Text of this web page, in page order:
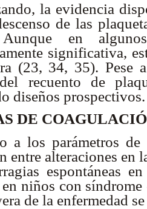
la evidencia
de las
en
significativa,
(23, 34, 35). Pese
recuento de
diseños prospectivos.
DE
a los parámetros
entre alteraciones en
espontáneas
niños con
de la enfermedad